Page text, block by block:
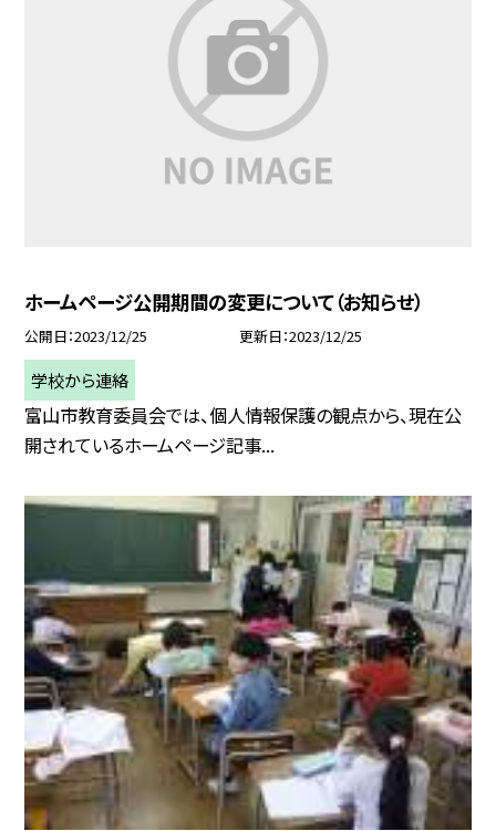
ホームページ公開期間の変更について（お知らせ）
公開日 2023/12/25 更新日 2023/12/25
学校から連絡
富山市教育委員会では、個人情報保護の観点から、現在公
開されているホームページ記事...